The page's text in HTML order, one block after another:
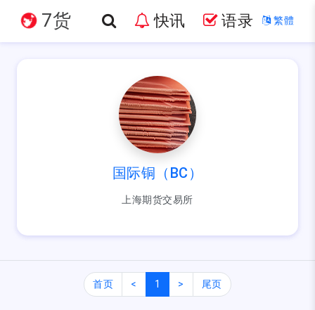
7货 快讯 语录 繁體
国际铜（BC）
上海期货交易所
首页 < 1 > 尾页